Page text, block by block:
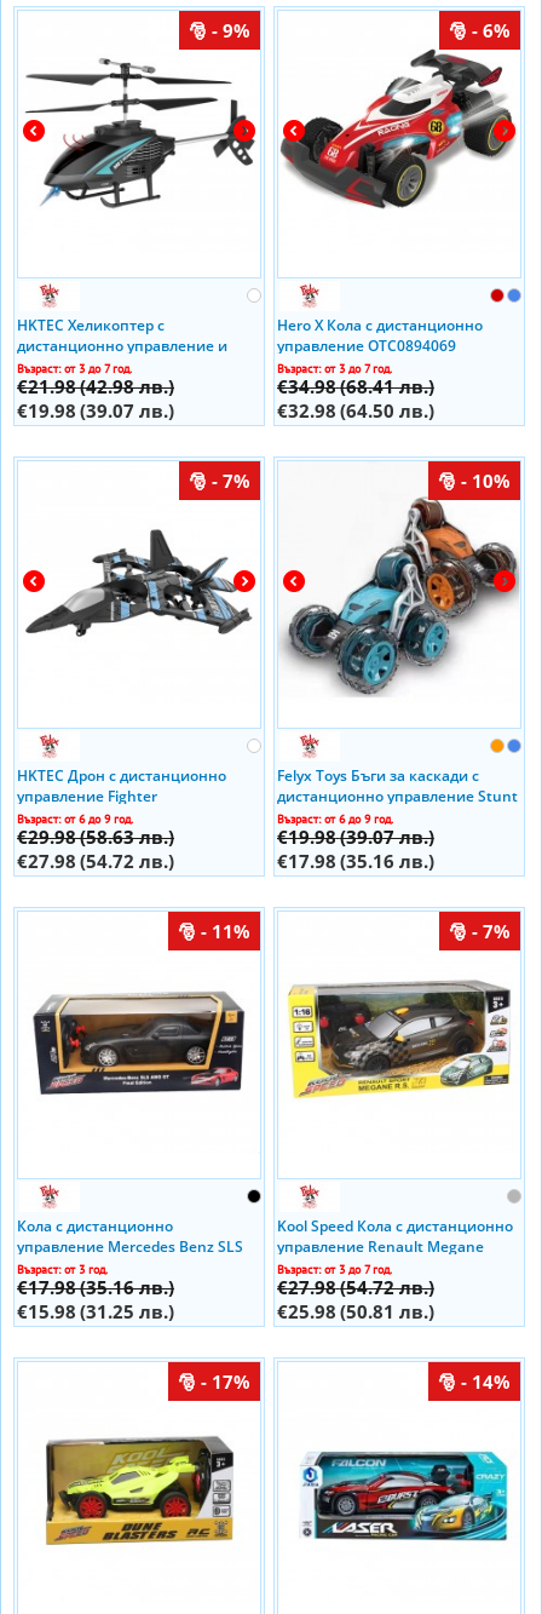
- 9%
HKTEC Хеликоптер с
дистанционно управление и
система за избягване на
препятствия Y Series
Възраст: от 3 до 7 год.
€21.98(42.98 лв.)
€19.98 (39.07 лв.)
- 6%
Hero X Кола с дистанционно
управление OTC0894069
Възраст: от 3 до 7 год.
€34.98(68.41 лв.)
€32.98 (64.50 лв.)
- 7%
HKTEC Дрон с дистанционно
управление Fighter
Възраст: от 6 до 9 год.
€29.98(58.63 лв.)
€27.98 (54.72 лв.)
- 10%
Felyx Toys Бъги за каскади с
дистанционно управление Stunt
Car Five Wheel 2109F301
Възраст: от 6 до 9 год.
€19.98(39.07 лв.)
€17.98 (35.16 лв.)
- 11%
Кола с дистанционно
управление Mercedes Benz SLS
Възраст: от 3 год.
€17.98(35.16 лв.)
€15.98 (31.25 лв.)
- 7%
Kool Speed Кола с дистанционно
управление Renault Megane
(1:16)
Възраст: от 3 до 7 год.
€27.98(54.72 лв.)
€25.98 (50.81 лв.)
- 17% - 14%